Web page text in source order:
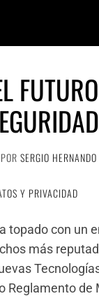
POR SERGIO HERNANDO
Y PRIVACIDAD
topado con un
más
Reglamento